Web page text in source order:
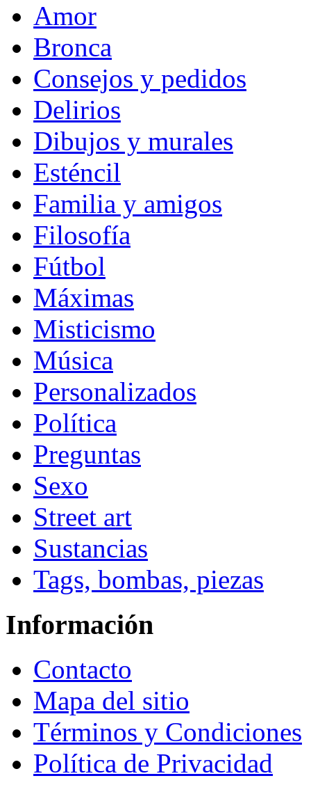
Amor
Bronca
Consejos y pedidos
Delirios
Dibujos y murales
Esténcil
Familia y amigos
Filosofía
Fútbol
Máximas
Misticismo
Música
Personalizados
Política
Preguntas
Sexo
Street art
Sustancias
Tags, bombas, piezas
Información
Contacto
Mapa del sitio
Términos y Condiciones
Política de Privacidad